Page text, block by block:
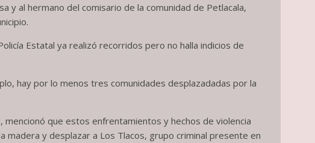
y al hermano del comisario de la comunidad de Petlacala,
Estatal ya realizó recorridos pero no halla indicios de
hay por lo menos tres comunidades desplazadadas por la
que estos enfrentamientos y hechos de violencia
madera y desplazar a Los Tlacos, grupo criminal presente en